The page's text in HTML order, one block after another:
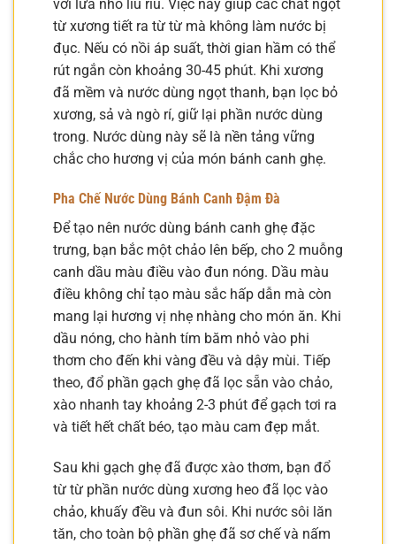
với lửa nhỏ liu riu. Việc này giúp các chất ngọt
từ xương tiết ra từ từ mà không làm nước bị
đục. Nếu có nồi áp suất, thời gian hầm có thể
rút ngắn còn khoảng 30-45 phút. Khi xương
đã mềm và nước dùng ngọt thanh, bạn lọc bỏ
xương, sả và ngò rí, giữ lại phần nước dùng
trong. Nước dùng này sẽ là nền tảng vững
chắc cho hương vị của món bánh canh ghẹ.
Pha Chế Nước Dùng Bánh Canh Đậm Đà
Để tạo nên nước dùng bánh canh ghẹ đặc
trưng, bạn bắc một chảo lên bếp, cho 2 muỗng
canh dầu màu điều vào đun nóng. Dầu màu
điều không chỉ tạo màu sắc hấp dẫn mà còn
mang lại hương vị nhẹ nhàng cho món ăn. Khi
dầu nóng, cho hành tím băm nhỏ vào phi
thơm cho đến khi vàng đều và dậy mùi. Tiếp
theo, đổ phần gạch ghẹ đã lọc sẵn vào chảo,
xào nhanh tay khoảng 2-3 phút để gạch tơi ra
và tiết hết chất béo, tạo màu cam đẹp mắt.
Sau khi gạch ghẹ đã được xào thơm, bạn đổ
từ từ phần nước dùng xương heo đã lọc vào
chảo, khuấy đều và đun sôi. Khi nước sôi lăn
tăn, cho toàn bộ phần ghẹ đã sơ chế và nấm